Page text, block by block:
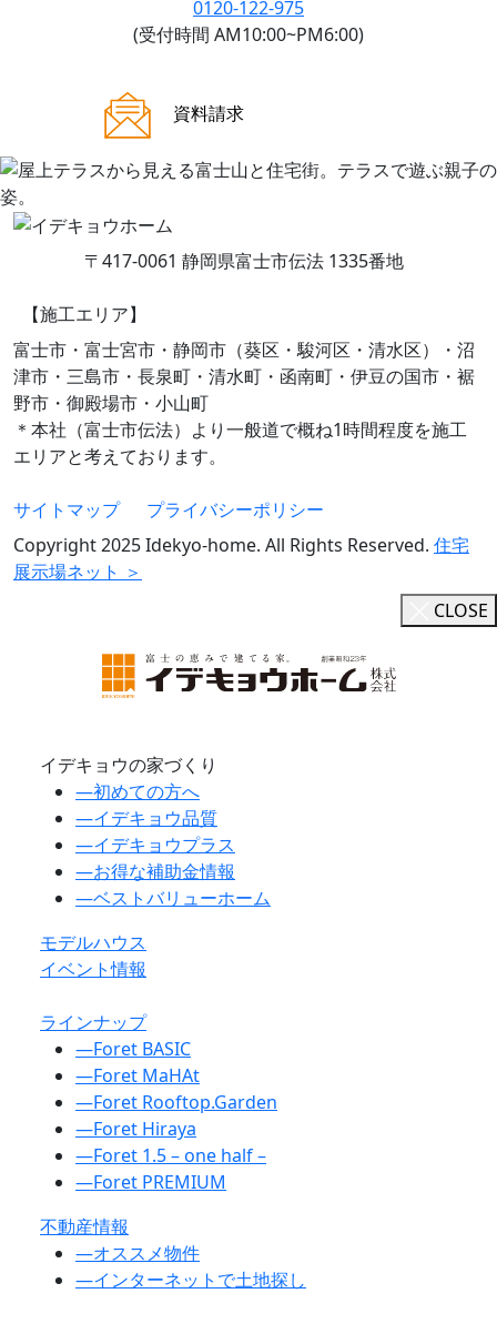
0120-122-975
(受付時間 AM10:00~PM6:00)
資料請求
〒417-0061 静岡県富士市伝法 1335番地
【施工エリア】
富士市・富士宮市・静岡市（葵区・駿河区・清水区）・沼
津市・三島市・長泉町・清水町・函南町・伊豆の国市・裾
野市・御殿場市・小山町
＊本社（富士市伝法）より一般道で概ね1時間程度を施工
エリアと考えております。
サイトマップ
プライバシーポリシー
Copyright 2025 Idekyo-home. All Rights Reserved. 住宅
展示場ネット ＞
CLOSE
イデキョウの家づくり
―初めての方へ
―イデキョウ品質
―イデキョウプラス
―お得な補助金情報
―ベストバリューホーム
モデルハウス
イベント情報
ラインナップ
―Foret BASIC
―Foret MaHAt
―Foret Rooftop.Garden
―Foret Hiraya
―Foret 1.5 – one half –
―Foret PREMIUM
不動産情報
―オススメ物件
―インターネットで土地探し